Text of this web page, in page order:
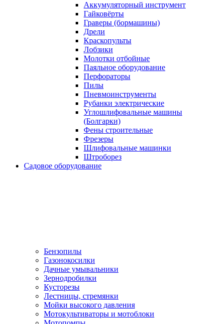
Аккумуляторный инструмент
Гайковёрты
Граверы (бормашины)
Дрели
Краскопульты
Лобзики
Молотки отбойные
Паяльное оборудование
Перфораторы
Пилы
Пневмоинструменты
Рубанки электрические
Углошлифовальные машины
(Болгарки)
Фены строительные
Фрезеры
Шлифовальные машинки
Штроборез
Садовое оборудование
Бензопилы
Газонокосилки
Дачные умывальники
Зернодробилки
Кусторезы
Лестницы, стремянки
Мойки высокого давления
Мотокультиваторы и мотоблоки